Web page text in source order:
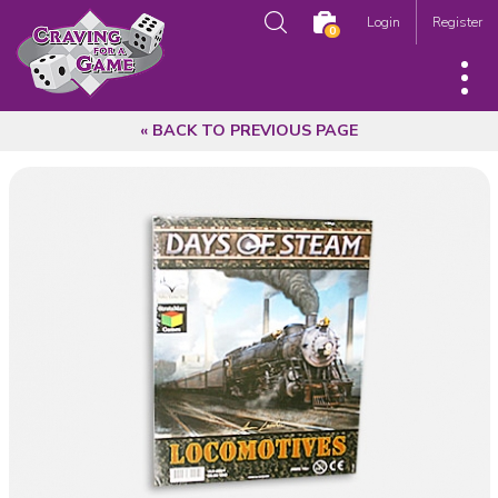
0 Login Register
« BACK TO PREVIOUS PAGE